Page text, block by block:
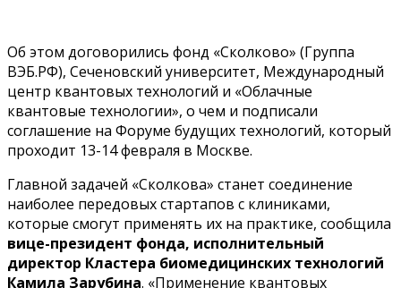
Об этом договорились фонд «Сколково» (Группа
ВЭБ.РФ), Сеченовский университет, Международный
центр квантовых технологий и «Облачные
квантовые технологии», о чем и подписали
соглашение на Форуме будущих технологий, который
проходит 13-14 февраля в Москве.
Главной задачей «Сколкова» станет соединение
наиболее передовых стартапов с клиниками,
которые смогут применять их на практике, сообщила
вице-президент фонда, исполнительный
директор Кластера биомедицинских технологий
Камила Зарубина. «Применение квантовых